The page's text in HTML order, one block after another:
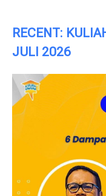
RECENT:
JULI 2026